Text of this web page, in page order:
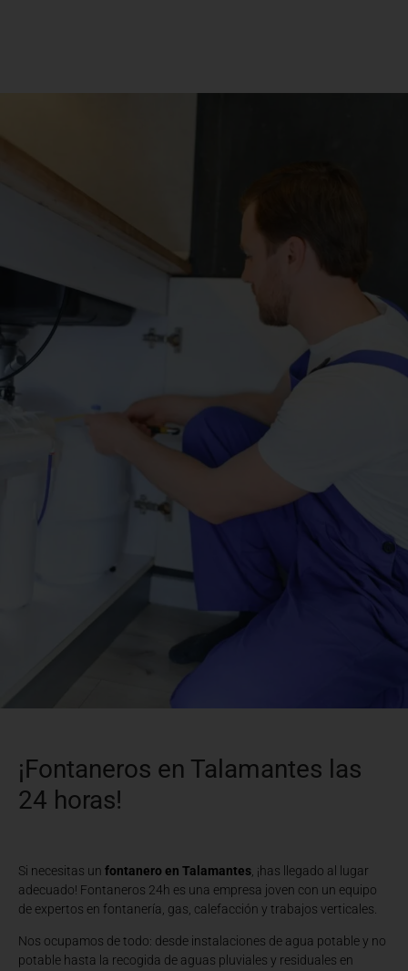
¡Fontaneros en Talamantes las
24 horas!
Si necesitas un fontanero en Talamantes , ¡has llegado al lugar
adecuado! Fontaneros 24h es una empresa joven con un equipo
de expertos en fontanería, gas, calefacción y trabajos verticales.
Nos ocupamos de todo: desde instalaciones de agua potable y no
potable hasta la recogida de aguas pluviales y residuales en